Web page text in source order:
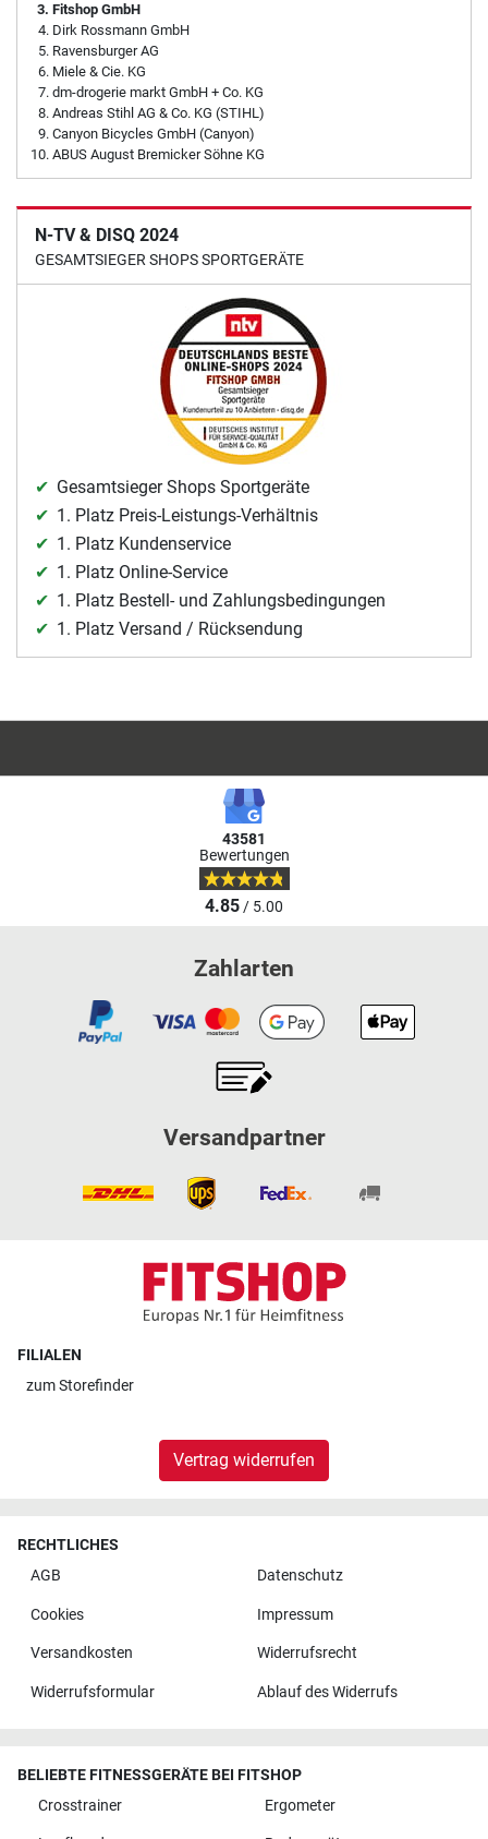
Fitshop GmbH
Dirk Rossmann GmbH
Ravensburger AG
Miele & Cie. KG
dm-drogerie markt GmbH + Co. KG
Andreas Stihl AG & Co. KG (STIHL)
Canyon Bicycles GmbH (Canyon)
ABUS August Bremicker Söhne KG
N-TV & DISQ 2024
GESAMTSIEGER SHOPS SPORTGERÄTE
Gesamtsieger Shops Sportgeräte
1. Platz Preis-Leistungs-Verhältnis
1. Platz Kundenservice
1. Platz Online-Service
1. Platz Bestell- und Zahlungsbedingungen
1. Platz Versand / Rücksendung
43581
Bewertungen
4.85/ 5.00
Zahlarten
Versandpartner
FILIALEN
zumStorefinder
Vertrag widerrufen
RECHTLICHES
AGB
Datenschutz
Cookies Impressum
Versandkosten Widerrufsrecht
Widerrufsformular Ablauf des Widerrufs
BELIEBTE FITNESSGERÄTE BEI FITSHOP
Crosstrainer
Ergometer